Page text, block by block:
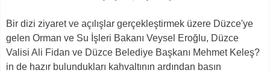
Bir dizi ziyaret ve açılışlar gerçekleştirmek üzere Düzce'ye
gelen Orman ve Su İşleri Bakanı Veysel Eroğlu, Düzce
Valisi Ali Fidan ve Düzce Belediye Başkanı Mehmet Keleş?
in de hazır bulundukları kahvaltının ardından basın